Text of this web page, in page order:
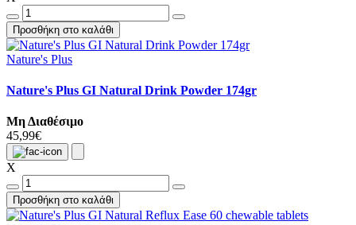
Προσθήκη στο καλάθι
Nature's Plus
Nature's Plus GI Natural Drink Powder 174gr
Μη Διαθέσιμο
45,99€
X
Προσθήκη στο καλάθι